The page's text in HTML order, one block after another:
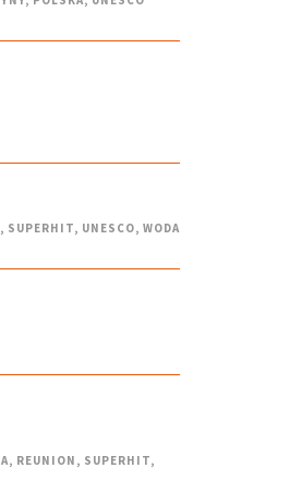
, SUPERHIT, UNESCO, WODA
, REUNION , SUPERHIT,